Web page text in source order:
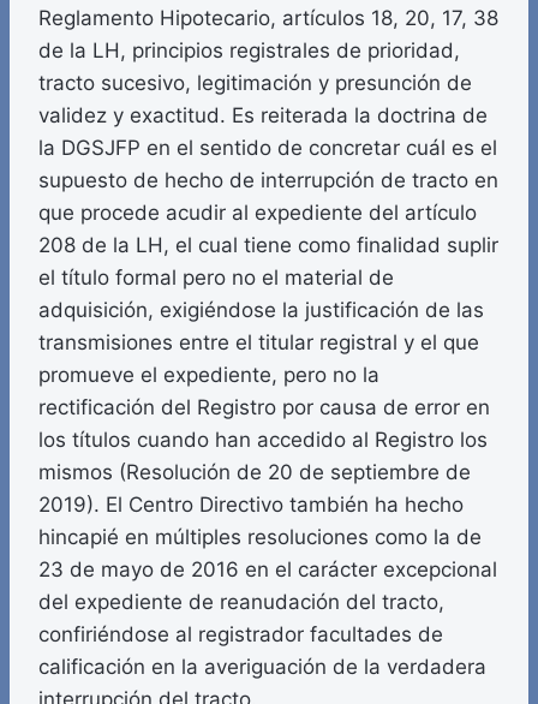
Reglamento Hipotecario, artículos 18, 20, 17, 38
de la LH, principios registrales de prioridad,
tracto sucesivo, legitimación y presunción de
validez y exactitud. Es reiterada la doctrina de
la DGSJFP en el sentido de concretar cuál es el
supuesto de hecho de interrupción de tracto en
que procede acudir al expediente del artículo
208 de la LH, el cual tiene como finalidad suplir
el título formal pero no el material de
adquisición, exigiéndose la justificación de las
transmisiones entre el titular registral y el que
promueve el expediente, pero no la
rectificación del Registro por causa de error en
los títulos cuando han accedido al Registro los
mismos (Resolución de 20 de septiembre de
2019). El Centro Directivo también ha hecho
hincapié en múltiples resoluciones como la de
23 de mayo de 2016 en el carácter excepcional
del expediente de reanudación del tracto,
confiriéndose al registrador facultades de
calificación en la averiguación de la verdadera